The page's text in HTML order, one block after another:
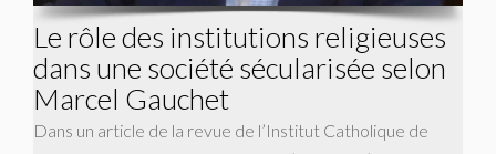
Le rôle des institutions religieuses
dans une société sécularisée selon
Marcel Gauchet
Dans un article de la revue de l’Institut Catholique de